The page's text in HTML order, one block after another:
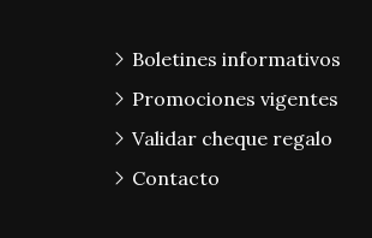
Boletines informativos
Promociones vigentes
Validar cheque regalo
Contacto